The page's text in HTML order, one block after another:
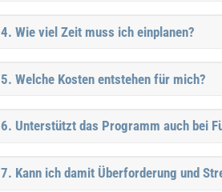
4. Wie viel Zeit muss ich einplanen?
5. Welche Kosten entstehen für mich?
6. Unterstützt das Programm auch bei
7. Kann ich damit Überforderung und